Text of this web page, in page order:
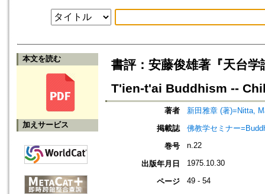
本文を読む
加えサービス
書評：安藤俊雄著『天台
T'ien-t'ai Buddhism --
著者
新田雅章 (著)=Nitta,
掲載誌
佛教学セミナー
巻号
n.22
出版年月日 1975.10.30
ページ 49 - 54